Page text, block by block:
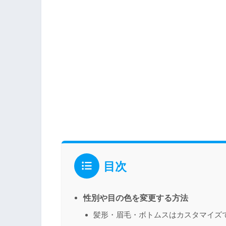
目次
性別や目の色を変更する方法
髪形・眉毛・ボトムスはカスタマイズ